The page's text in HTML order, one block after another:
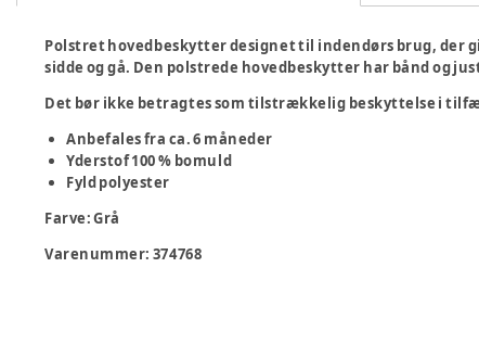
Polstret hovedbeskytter designet til indendørs brug, der
sidde og gå. Den polstrede hovedbeskytter har bånd og
Det bør ikke betragtes som tilstrækkelig beskyttelse i
Anbefales fra ca. 6 måneder
Yderstof 100 % bomuld
Fyld polyester
Farve:Grå
Varenummer: 374768